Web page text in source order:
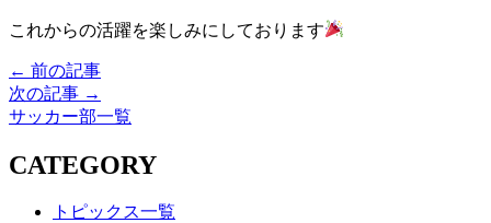
これからの活躍を楽しみにしております
← 前の記事
次の記事 →
サッカー部一覧
CATEGORY
トピックス一覧